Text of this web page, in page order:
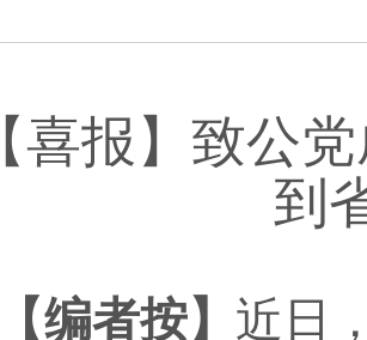
【喜报】致公
到
【编者按】 近日